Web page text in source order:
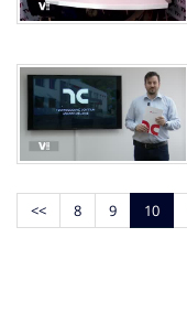
<< 8 9 10